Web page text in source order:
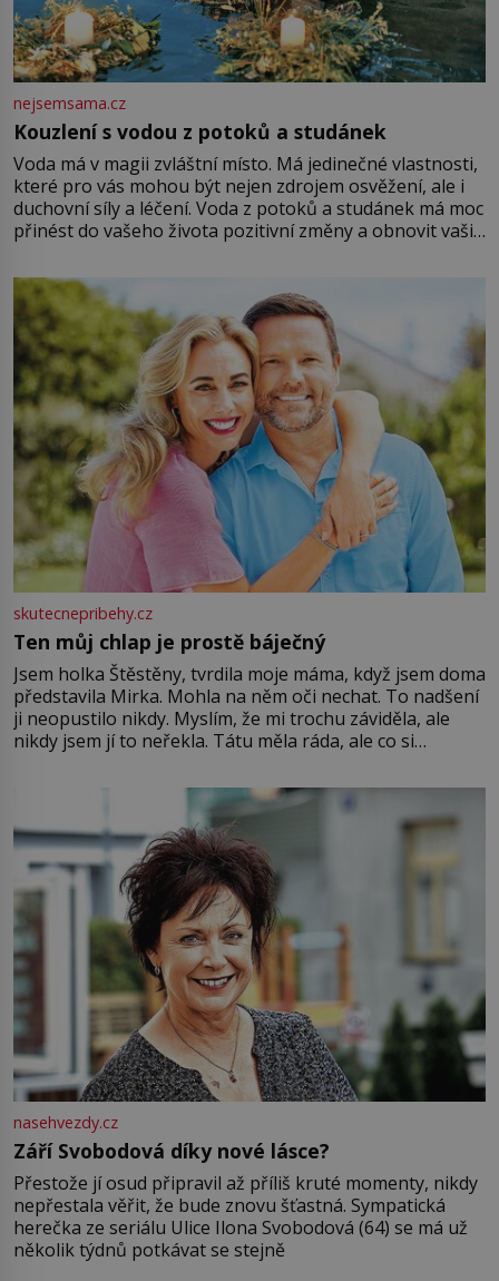
nejsemsama.cz
Kouzlení s vodou z potoků a studánek
Voda má v magii zvláštní místo. Má jedinečné vlastnosti,
které pro vás mohou být nejen zdrojem osvěžení, ale i
duchovní síly a léčení. Voda z potoků a studánek má moc
přinést do vašeho života pozitivní změny a obnovit vaši
můžete obohatit své rituály a přinést do svého života
větší harmonii a klid. Je důležité
skutecnepribehy.cz
Ten můj chlap je prostě báječný
Jsem holka Štěstěny, tvrdila moje máma, když jsem doma
představila Mirka. Mohla na něm oči nechat. To nadšení
ji neopustilo nikdy. Myslím, že mi trochu záviděla, ale
nikdy jsem jí to neřekla. Tátu měla ráda, ale co si
Jsme spolu moc rádi Tehdy byla jiná doba, když
nasehvezdy.cz
Září Svobodová díky nové lásce?
Přestože jí osud připravil až příliš kruté momenty, nikdy
nepřestala věřit, že bude znovu šťastná. Sympatická
herečka ze seriálu Ulice Ilona Svobodová (64) se má už
několik týdnů potkávat se stejně